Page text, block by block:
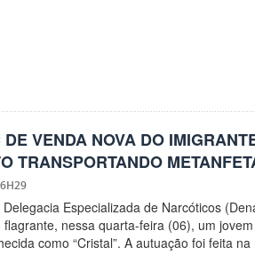
VENDA NOVA DO
TRANSPORTANDO
Especializada de Narcóticos
nessa quarta-feira (06), um
como “Cristal”. A autuação foi feita